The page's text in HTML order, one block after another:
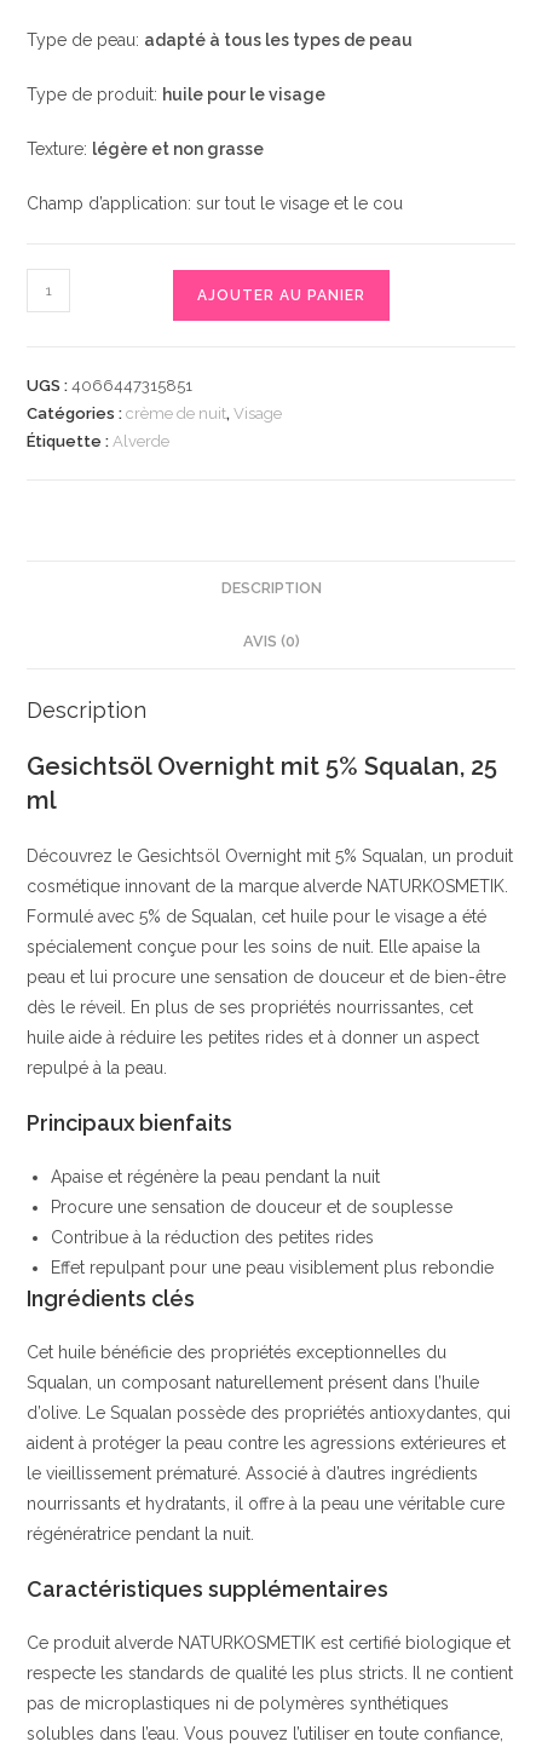
Type de peau: adapté à tous les types de peau
Type de produit: huile pour le visage
Texture: légère et non grasse
Champ d’application: sur tout le visage et le cou
de
5%
Squalan
|
alverde
AJOUTER AU PANIER
UGS :4066447315851
Catégories :crème de nuit,Visage
Étiquette :Alverde
DESCRIPTION
AVIS (0)
Description
Gesichtsöl Overnight mit 5% Squalan, 25
ml
Découvrez le Gesichtsöl Overnight mit 5% Squalan, un produit
cosmétique innovant de la marque alverde NATURKOSMETIK.
Formulé avec 5% de Squalan, cet huile pour le visage a été
spécialement conçue pour les soins de nuit. Elle apaise la
peau et lui procure une sensation de douceur et de bien-être
dès le réveil. En plus de ses propriétés nourrissantes, cet
huile aide à réduire les petites rides et à donner un aspect
repulpé à la peau.
Principaux bienfaits
Apaise et régénère la peau pendant la nuit
Procure une sensation de douceur et de souplesse
Contribue à la réduction des petites rides
Effet repulpant pour une peau visiblement plus rebondie
Ingrédients clés
Cet huile bénéficie des propriétés exceptionnelles du
Squalan, un composant naturellement présent dans l’huile
d’olive. Le Squalan possède des propriétés antioxydantes, qui
aident à protéger la peau contre les agressions extérieures et
le vieillissement prématuré. Associé à d’autres ingrédients
nourrissants et hydratants, il offre à la peau une véritable cure
régénératrice pendant la nuit.
Caractéristiques supplémentaires
Ce produit alverde NATURKOSMETIK est certifié biologique et
respecte les standards de qualité les plus stricts. Il ne contient
pas de microplastiques ni de polymères synthétiques
solubles dans l’eau. Vous pouvez l’utiliser en toute confiance,